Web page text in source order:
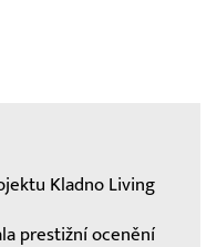
Kladno Living
prestižní ocenění